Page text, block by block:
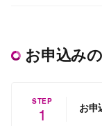
お申込み
STEP
1 お申